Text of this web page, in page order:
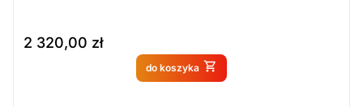
2 320,00 zł
do koszyka
Produkt dostępny na